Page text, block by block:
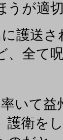
うが適
護送
、全て
いて
護衛を